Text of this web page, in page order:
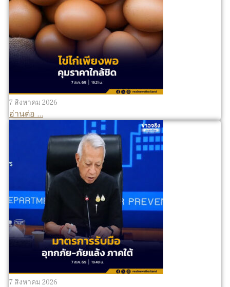
7 สิงหาคม 2026
อ่านต่อ ...
7 สิงหาคม 2026